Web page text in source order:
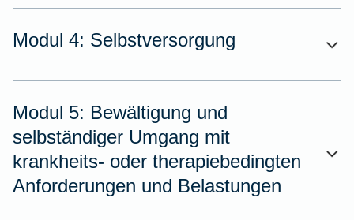
Modul 4: Selbstversorgung
Modul 5: Bewältigung und
selbständiger Umgang mit
krankheits- oder therapiebedingten
Anforderungen und Belastungen